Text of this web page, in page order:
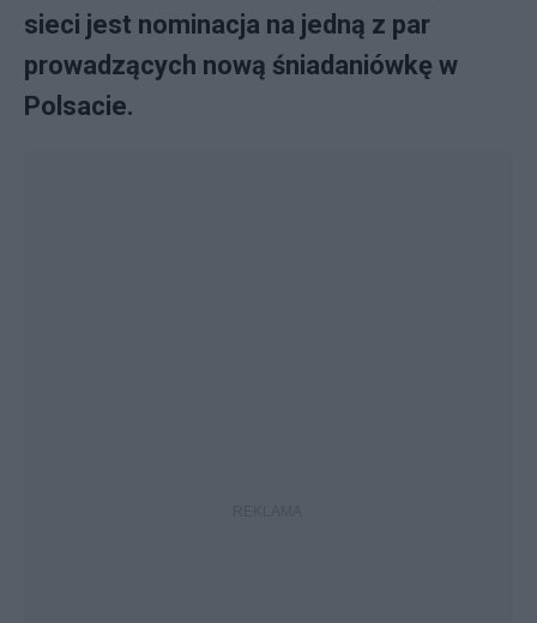
sieci jest nominacja na jedną z par
prowadzących nową śniadaniówkę w
Polsacie.